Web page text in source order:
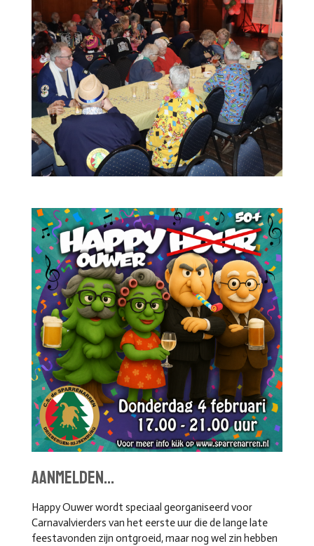
aanmelden...
Happy Ouwer wordt speciaal georganiseerd voor
Carnavalvierders van het eerste uur die de lange late
feestavonden zijn ontgroeid, maar nog wel zin hebben